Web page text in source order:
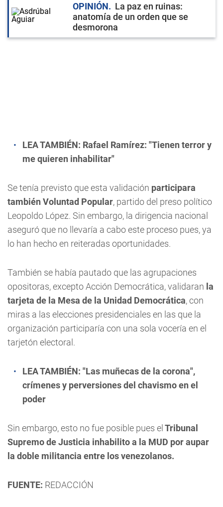
OPINIÓN
La paz en ruinas:
anatomía de un orden que se
desmorona
LEA TAMBIÉN: Rafael Ramírez: "Tienen terror y
me quieren inhabilitar"
Se tenía previsto que esta validación participara
también Voluntad Popular, partido del preso político
Leopoldo López. Sin embargo, la dirigencia nacional
aseguró que no llevaría a cabo este proceso pues, ya
lo han hecho en reiteradas oportunidades.
También se había pautado que las agrupaciones
opositoras, excepto Acción Democrática, validaran la
tarjeta de la Mesa de la Unidad Democrática, con
miras a las elecciones presidenciales en las que la
organización participaría con una sola vocería en el
tarjetón electoral.
LEA TAMBIÉN: "Las muñecas de la corona",
crímenes y perversiones del chavismo en el
poder
Sin embargo, esto no fue posible pues el Tribunal
Supremo de Justicia inhabilito a la MUD por aupar
la doble militancia entre los venezolanos.
FUENTE: REDACCIÓN